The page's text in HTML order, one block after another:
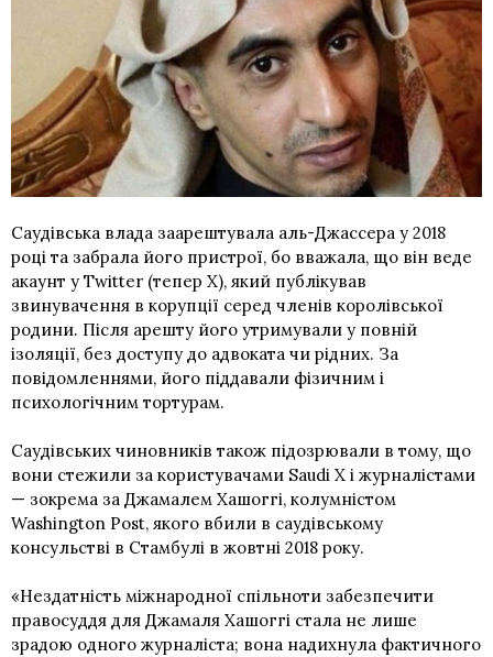
Саудівська влада заарештувала аль-Джассера у 2018
році та забрала його пристрої, бо вважала, що він веде
акаунт у Twitter (тепер X), який публікував
звинувачення в корупції серед членів королівської
родини. Після арешту його утримували у повній
ізоляції, без доступу до адвоката чи рідних. За
повідомленнями, його піддавали фізичним і
психологічним тортурам.
Саудівських чиновників також підозрювали в тому, що
вони стежили за користувачами Saudi X і журналістами
— зокрема за Джамалем Хашоггі, колумністом
Washington Post, якого вбили в саудівському
консульстві в Стамбулі в жовтні 2018 року.
«Нездатність міжнародної спільноти забезпечити
правосуддя для Джамаля Хашоггі стала не лише
зрадою одного журналіста; вона надихнула фактичного